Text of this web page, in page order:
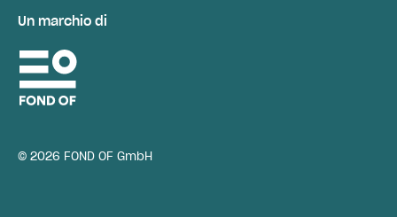
Un marchio di
© 2026 FOND OF GmbH